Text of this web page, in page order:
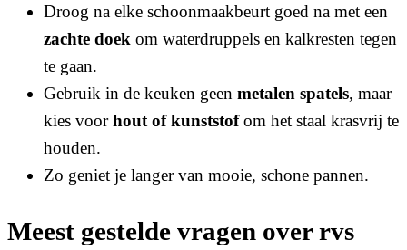
Droog na elke schoonmaakbeurt goed na met een
zachte doek om waterdruppels en kalkresten tegen
te gaan.
Gebruik in de keuken geen metalen spatels, maar
kies voorhout of kunststofom het staal krasvrij te
houden.
Zo geniet je langer van mooie, schone pannen.
Meest gestelde vragen over rvs